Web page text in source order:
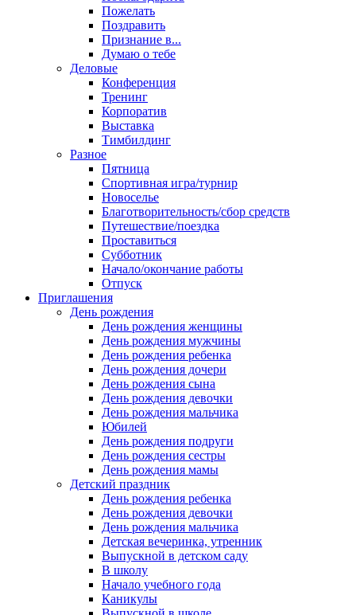
Пожелать
Поздравить
Признание в...
Думаю о тебе
Деловые
Конференция
Тренинг
Корпоратив
Выставка
Тимбилдинг
Разное
Пятница
Спортивная игра/турнир
Новоселье
Благотворительность/сбор средств
Путешествие/поездка
Проставиться
Субботник
Начало/окончание работы
Отпуск
Приглашения
День рождения
День рождения женщины
День рождения мужчины
День рождения ребенка
День рождения дочери
День рождения сына
День рождения девочки
День рождения мальчика
Юбилей
День рождения подруги
День рождения сестры
День рождения мамы
Детский праздник
День рождения ребенка
День рождения девочки
День рождения мальчика
Детская вечеринка, утренник
Выпускной в детском саду
В школу
Начало учебного года
Каникулы